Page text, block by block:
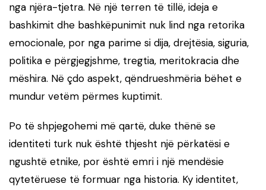
nga njëra-tjetra. Në një terren të tillë, ideja e
bashkimit dhe bashkëpunimit nuk lind nga retorika
emocionale, por nga parime si dija, drejtësia, siguria,
politika e përgjegjshme, tregtia, meritokracia dhe
mëshira. Në çdo aspekt, qëndrueshmëria bëhet e
mundur vetëm përmes kuptimit.
Po të shpjegohemi më qartë, duke thënë se
identiteti turk nuk është thjesht një përkatësi e
ngushtë etnike, por është emri i një mendësie
qytetëruese të formuar nga historia. Ky identitet,